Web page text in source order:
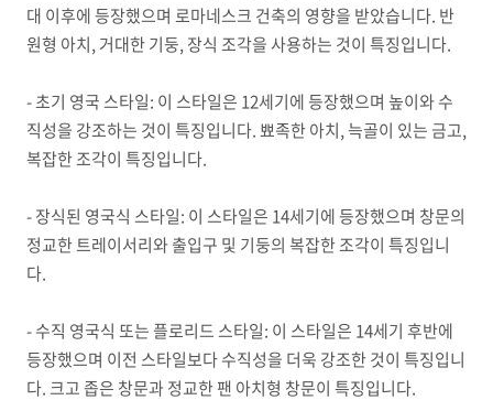
대 이후에 등장했으며 로마네스크 건축의 영향을 받았습니다. 반
원형 아치, 거대한 기둥, 장식 조각을 사용하는 것이 특징입니다.
-초기 영국 스타일: 이 스타일은 12세기에 등장했으며 높이와 수
직성을 강조하는 것이 특징입니다.뾰족한 아치,늑골이 있는 금고,
복잡한 조각이 특징입니다.
-장식된 영국식 스타일: 이 스타일은 14세기에 등장했으며 창문의
정교한 트레이서리와 출입구 및 기둥의 복잡한 조각이 특징입니
다.
-수직 영국식 또는 플로리드 스타일: 이 스타일은 14세기 후반에
등장했으며 이전 스타일보다 수직성을 더욱 강조한 것이 특징입니
다.크고 좁은 창문과 정교한 팬 아치형 창문이 특징입니다.